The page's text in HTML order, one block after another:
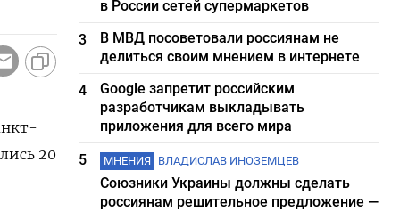
20
в России сетей супермаркетов
3
В МВД посоветовали россиянам не
делиться своим мнением в интернете
4
Google запретит российским
разработчикам выкладывать
приложения для всего мира
5
МНЕНИЯ ВЛАДИСЛАВ ИНОЗЕМЦЕВ
Союзники Украины должны сделать
россиянам решительное предложение —